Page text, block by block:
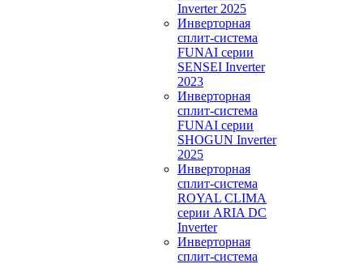
Inverter 2025
Инверторная
сплит-система
FUNAI серии
SENSEI Inverter
2023
Инверторная
сплит-система
FUNAI серии
SHOGUN Inverter
2025
Инверторная
сплит-система
ROYAL CLIMA
серии ARIA DC
Inverter
Инверторная
сплит-система